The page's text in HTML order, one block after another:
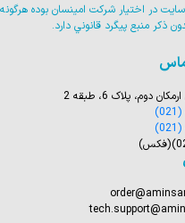
در اختيار شركت امينسان بوده هرگونه
ذكر منبع پيگرد قانوني دارد.
پلاک 6، طبقه 2
(فکس)